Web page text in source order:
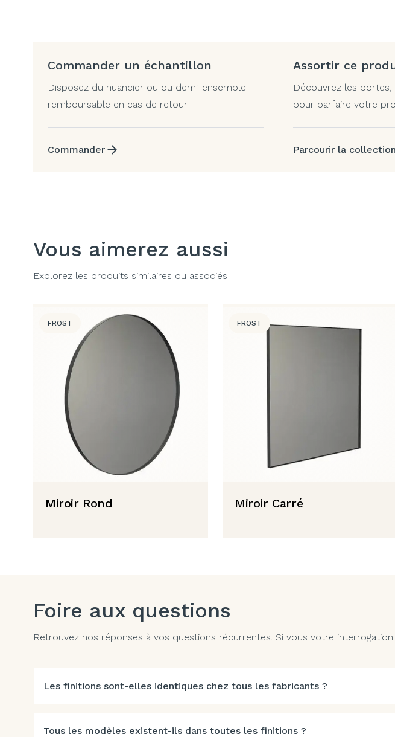
Commander un échantillon
Disposez du nuancier ou du demi-ensemble
remboursable en cas de retour
Commander
Assortir ce
Découvrez les
pour parfaire votre
Parcourir la collection
Vous aimerez aussi
Explorez les produits similaires ou associés
FROST
Miroir Rond
FROST
Miroir Carré
Foire aux questions
Retrouvez nos réponses à vos questions récurrentes. Si vous votre
Les finitions sont-elles identiques chez tous les fabricants ?
Tous les modèles existent-ils dans toutes les finitions ?